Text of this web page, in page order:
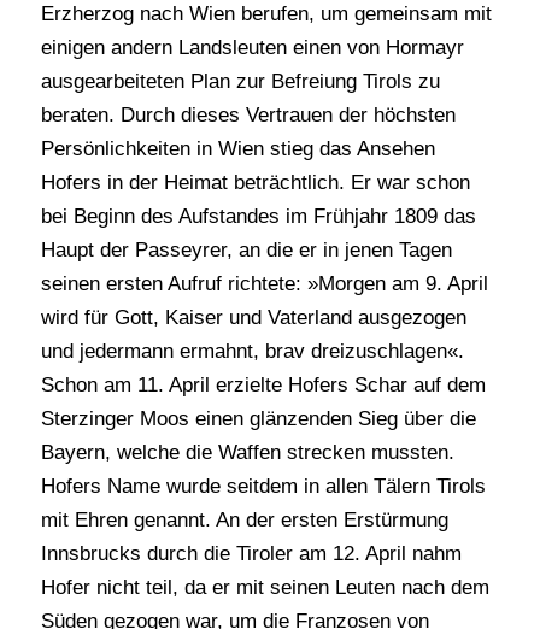
Erzherzog nach Wien berufen, um gemeinsam mit
einigen andern Landsleuten einen von Hormayr
ausgearbeiteten Plan zur Befreiung Tirols zu
beraten. Durch dieses Vertrauen der höchsten
Persönlichkeiten in Wien stieg das Ansehen
Hofers in der Heimat beträchtlich. Er war schon
bei Beginn des Aufstandes im Frühjahr 1809 das
Haupt der Passeyrer, an die er in jenen Tagen
seinen ersten Aufruf richtete: »Morgen am 9. April
wird für Gott, Kaiser und Vaterland ausgezogen
und jedermann ermahnt, brav dreizuschlagen«.
Schon am 11. April erzielte Hofers Schar auf dem
Sterzinger Moos einen glänzenden Sieg über die
Bayern, welche die Waffen strecken mussten.
Hofers Name wurde seitdem in allen Tälern Tirols
mit Ehren genannt. An der ersten Erstürmung
Innsbrucks durch die Tiroler am 12. April nahm
Hofer nicht teil, da er mit seinen Leuten nach dem
Süden gezogen war, um die Franzosen von